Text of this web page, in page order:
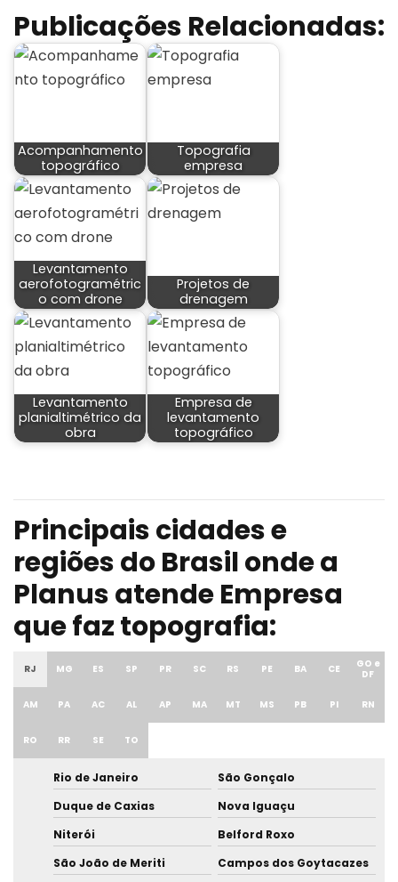
Publicações Relacionadas:
Acompanhamento
topográfico
Topografia
empresa
Levantamento
aerofotogramétric
o com drone
Projetos de
drenagem
Levantamento
planialtimétrico da
obra
Empresa de
levantamento
topográfico
Principais cidades e
regiões do Brasil onde a
Planus atende Empresa
que faz topografia:
RJ MG ES SP PR SC RS PE BA CE
GO e
DF
AM PA AC AL AP MA MT MS PB PI RN
RO RR SE TO
Rio de Janeiro
São Gonçalo
Duque de Caxias
Nova Iguaçu
Niterói
Belford Roxo
São João de Meriti
Campos dos Goytacazes